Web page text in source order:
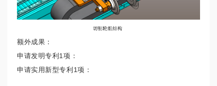
额外成果：
申请发明专利1项：
申请实用新型专利1项：